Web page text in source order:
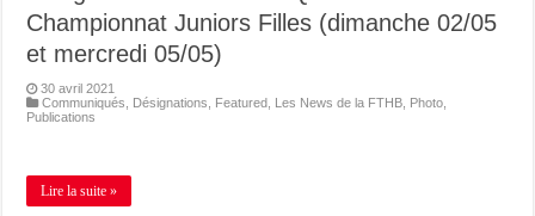
Championnat Juniors Filles (dimanche 02/05
et mercredi 05/05)
30 avril 2021
Communiqués
Désignations Featured Les News de la FTHB Photo
Publications
Lire la suite »